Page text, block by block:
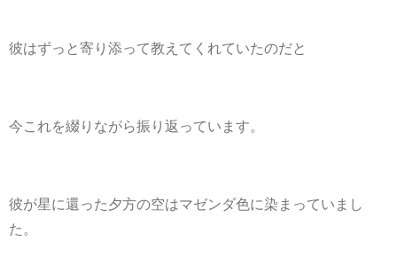
彼はずっと寄り添って教えてくれていたのだと
今これを綴りながら振り返っています。
彼が星に還った夕方の空はマゼンダ色に染まっていまし
た。